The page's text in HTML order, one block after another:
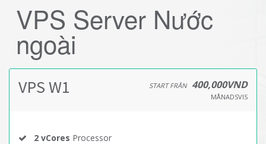
VPS Server Nước
ngoài
VPS W1 START FRÅN 400,000VND
MÅNADSVIS
2 vCores Processor